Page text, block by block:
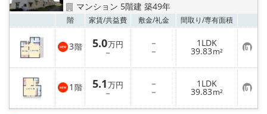
マンション 5階建 築49年
階 家賃/共益費 敷金/礼金 間取り/専有面積
3階 5.0万円
－
－
－
1LDK
39.83m² お
気
に
入
り
登
録
1 階 5.1万円
－
－
－
1LDK
39.83m² お
気
に